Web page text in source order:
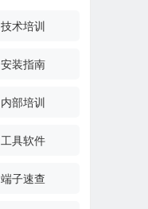
技术培训
安装指南
内部培训
工具软件
端子速查